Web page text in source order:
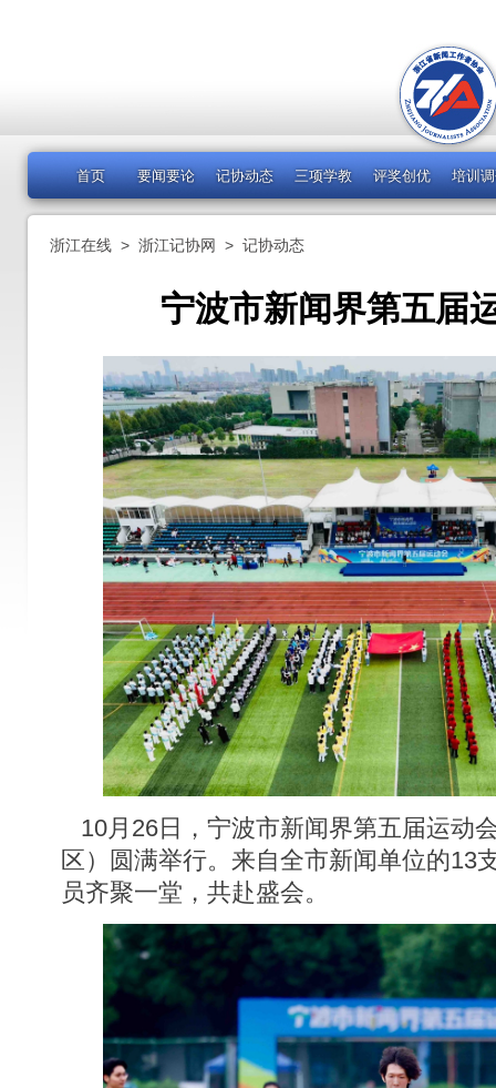
首页 要闻要论 记协动态 三项学教 评奖创优 培训
浙江在线 > 浙江记协网 > 记协动态
宁波市新闻界第五届
10月26日，宁波市新闻界第五届运动
区）圆满举行。来自全市新闻单位的13
员齐聚一堂，共赴盛会。